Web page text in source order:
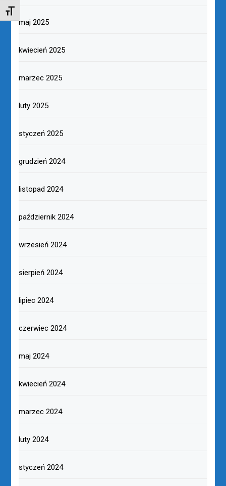
TOGGLE FONT SIZE
maj 2025
kwiecień 2025
marzec 2025
luty 2025
styczeń 2025
grudzień 2024
listopad 2024
październik 2024
wrzesień 2024
sierpień 2024
lipiec 2024
czerwiec 2024
maj 2024
kwiecień 2024
marzec 2024
luty 2024
styczeń 2024